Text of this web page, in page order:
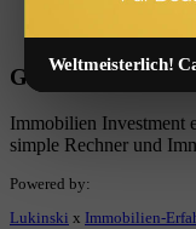
Guru Mission
Immobilien Investment
simple Rechner und
Powered by:
Lukinski x Immobilien-
Weltmeisterlich!